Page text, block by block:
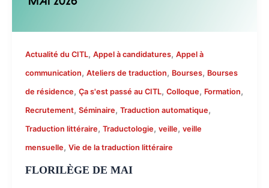
Actualité du CITL, Appel à candidatures, Appel à
communication, Ateliers de traduction, Bourses, Bourses
de résidence, Ça s'est passé au CITL, Colloque, Formation,
Recrutement, Séminaire, Traduction automatique,
Traduction littéraire, Traductologie, veille, veille
mensuelle, Vie de la traduction littéraire
FLORILÈGE DE MAI